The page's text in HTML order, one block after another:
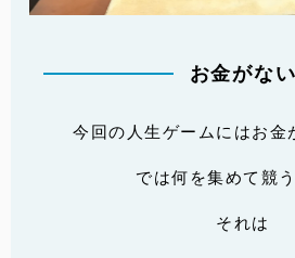
お金がない
今回の人生ゲームにはお金
では何を集めて競う
それは